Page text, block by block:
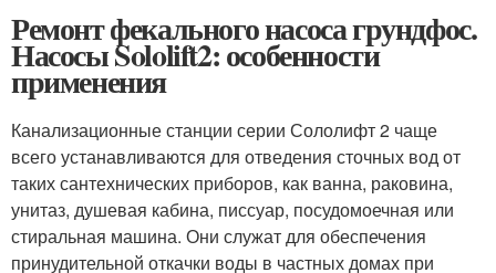
Ремонт фекального насоса грундфос.
Насосы Sololift2: особенности
применения
Канализационные станции серии Сололифт 2 чаще
всего устанавливаются для отведения сточных вод от
таких сантехнических приборов, как ванна, раковина,
унитаз, душевая кабина, писсуар, посудомоечная или
стиральная машина. Они служат для обеспечения
принудительной откачки воды в частных домах при